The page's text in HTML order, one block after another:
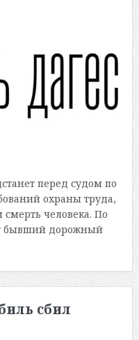
перед судом по
охраны труда,
человека. По
бывший дорожный
сбил